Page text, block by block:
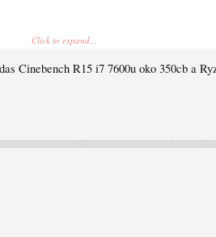
Click to expand...
Cinebench R15 i7 7600u oko 350cb a